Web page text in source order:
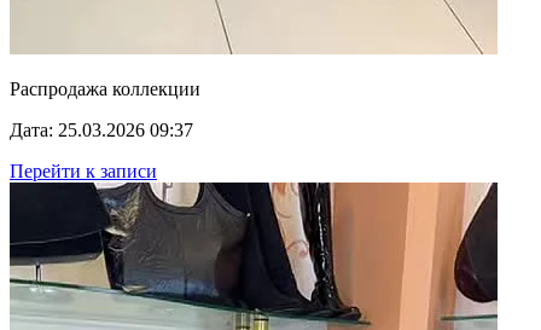
Распродажа коллекции
Дата: 25.03.2026 09:37
Перейти к записи